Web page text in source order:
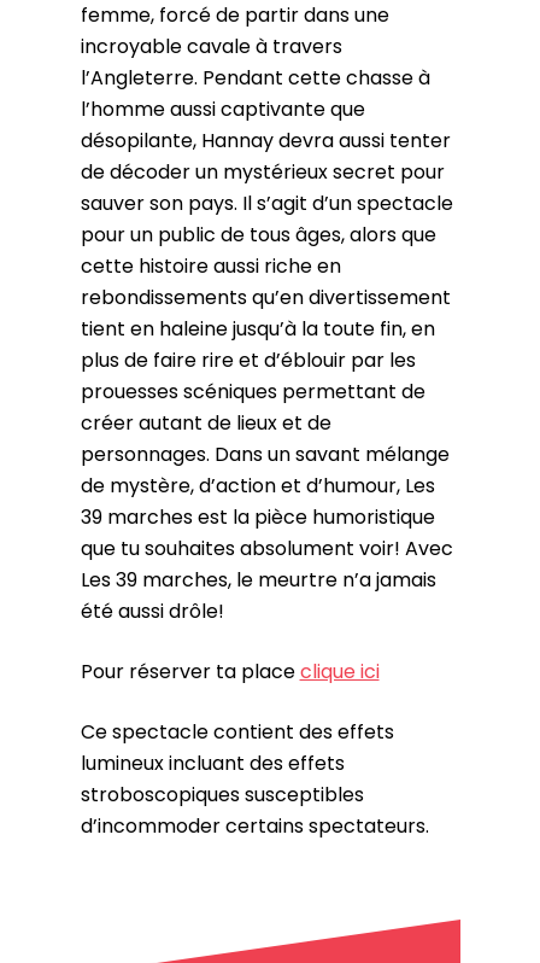
femme, forcé de partir dans une
incroyable cavale à travers
l’Angleterre. Pendant cette chasse à
l’homme aussi captivante que
désopilante, Hannay devra aussi tenter
de décoder un mystérieux secret pour
sauver son pays. Il s’agit d’un spectacle
pour un public de tous âges, alors que
cette histoire aussi riche en
rebondissements qu’en divertissement
tient en haleine jusqu’à la toute fin, en
plus de faire rire et d’éblouir par les
prouesses scéniques permettant de
créer autant de lieux et de
personnages. Dans un savant mélange
de mystère, d’action et d’humour, Les
39 marches est la pièce humoristique
que tu souhaites absolument voir! Avec
Les 39 marches, le meurtre n’a jamais
été aussi drôle!
Pour réserver ta placeclique ici
Ce spectacle contient des effets
lumineux incluant des effets
stroboscopiques susceptibles
d’incommoder certains spectateurs.